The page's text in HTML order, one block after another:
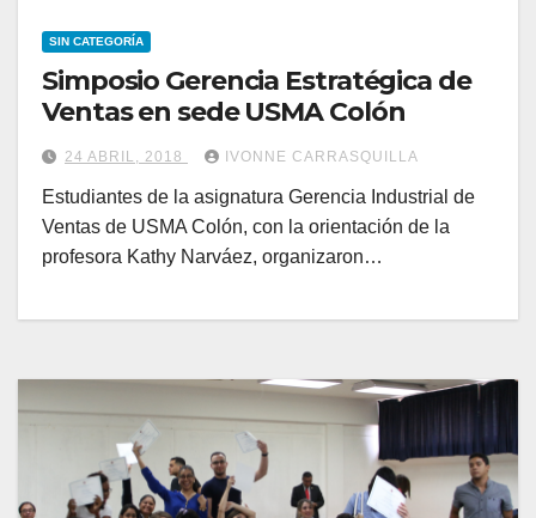
SIN CATEGORÍA
Simposio Gerencia Estratégica de
Ventas en sede USMA Colón
24 ABRIL, 2018 IVONNE CARRASQUILLA
Estudiantes de la asignatura Gerencia Industrial de
Ventas de USMA Colón, con la orientación de la
profesora Kathy Narváez, organizaron…